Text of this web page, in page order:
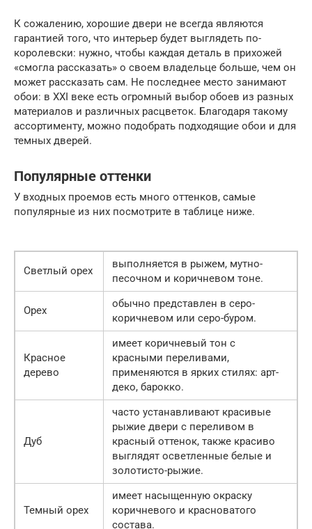
К сожалению, хорошие двери не всегда являются
гарантией того, что интерьер будет выглядеть по-
королевски: нужно, чтобы каждая деталь в прихожей
«смогла рассказать» о своем владельце больше, чем он
может рассказать сам. Не последнее место занимают
обои: в ХХІ веке есть огромный выбор обоев из разных
материалов и различных расцветок. Благодаря такому
ассортименту, можно подобрать подходящие обои и для
темных дверей.
Популярные оттенки
У входных проемов есть много оттенков, самые
популярные из них посмотрите в таблице ниже.
Светлый орех
выполняется в рыжем, мутно-
песочном и коричневом тоне.
Орех
обычно представлен в серо-
коричневом или серо-буром.
Красное
дерево
имеет коричневый тон с
красными переливами,
применяются в ярких стилях: арт-
деко, барокко.
Дуб
часто устанавливают красивые
рыжие двери с переливом в
красный оттенок, также красиво
выглядят осветленные белые и
золотисто-рыжие.
Темный орех
имеет насыщенную окраску
коричневого и красноватого
состава.